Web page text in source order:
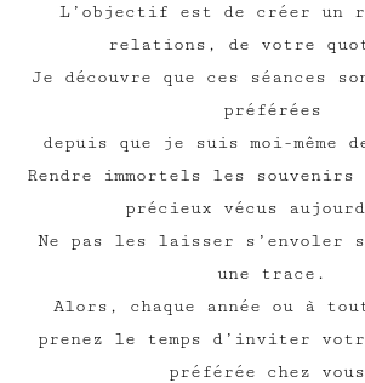
L’objectif est de créer un
relations, de votre
Je découvre que ces séances
préférées
depuis que je suis moi-même
Rendre immortels les souvenirs
précieux vécus
Ne pas les laisser s’envoler
une trace.
Alors, chaque année ou à
prenez le temps d’inviter
préférée chez